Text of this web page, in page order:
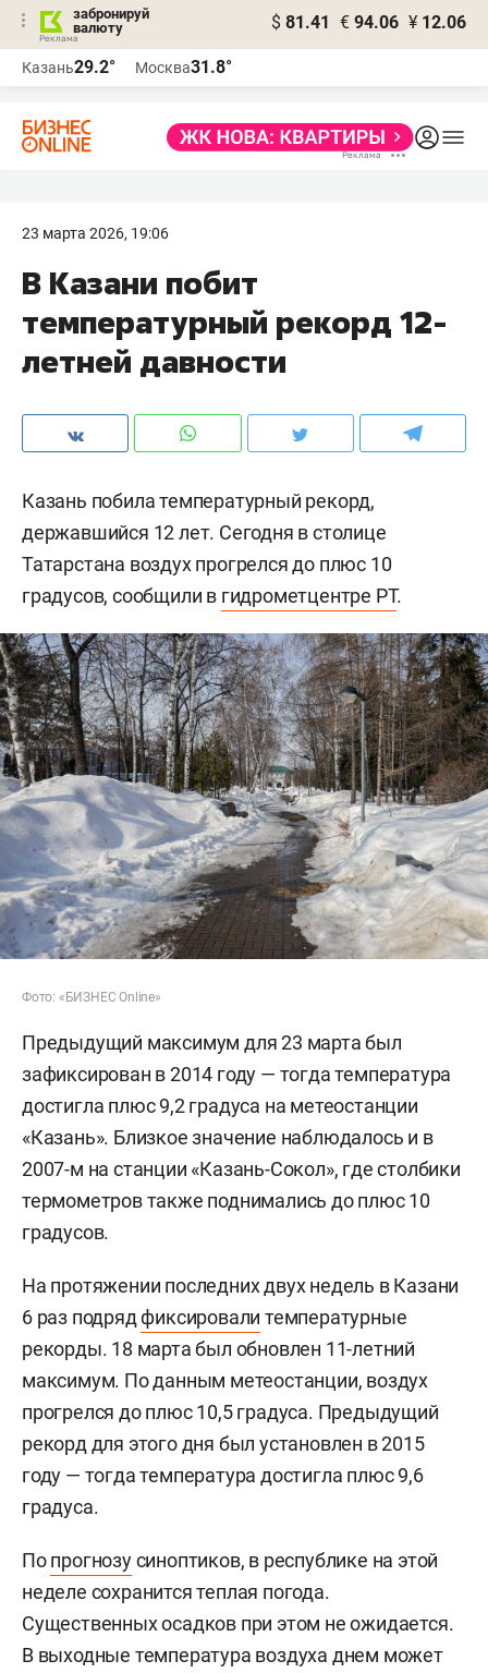
забронируй
валюту
$ 81.41 € 94.06 ¥ 12.06
Казань29.2° Москва31.8°
23 марта 2026, 19:06
В Казани побит
температурный рекорд 12-
летней давности
Казань побила температурный рекорд,
державшийся 12 лет. Сегодня в столице
Татарстана воздух прогрелся до плюс 10
градусов, сообщили в гидрометцентре РТ.
Фото: «БИЗНЕС Online»
Предыдущий максимум для 23 марта был
зафиксирован в 2014 году — тогда температура
достигла плюс 9,2 градуса на метеостанции
«Казань». Близкое значение наблюдалось и в
2007-м на станции «Казань-Сокол», где столбики
термометров также поднимались до плюс 10
градусов.
На протяжении последних двух недель в Казани
6 раз подряд фиксировали температурные
рекорды. 18 марта был обновлен 11-летний
максимум. По данным метеостанции, воздух
прогрелся до плюс 10,5 градуса. Предыдущий
рекорд для этого дня был установлен в 2015
году — тогда температура достигла плюс 9,6
градуса.
Попрогнозусиноптиков, в республике на этой
неделе сохранится теплая погода.
Существенных осадков при этом не ожидается.
В выходные температура воздуха днем может